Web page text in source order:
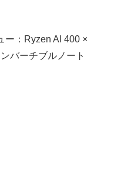
ー：Ryzen AI 400 ×
バーチブルノート